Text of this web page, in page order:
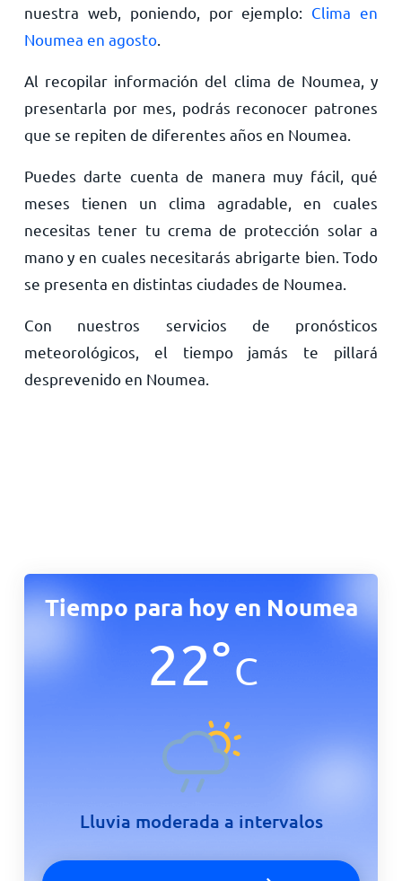
nuestra web, poniendo, por ejemplo: Clima en
Noumea en agosto.
Al recopilar información del clima de Noumea, y
presentarla por mes, podrás reconocer patrones
que se repiten de diferentes años en Noumea.
Puedes darte cuenta de manera muy fácil, qué
meses tienen un clima agradable, en cuales
necesitas tener tu crema de protección solar a
mano y en cuales necesitarás abrigarte bien. Todo
se presenta en distintas ciudades de Noumea.
Con nuestros servicios de pronósticos
meteorológicos, el tiempo jamás te pillará
desprevenido en Noumea.
Tiempo para hoy en Noumea
22°C
Lluvia moderada a intervalos